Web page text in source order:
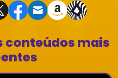
conteúdos mais